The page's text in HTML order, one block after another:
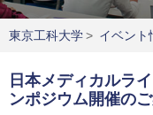
東京工科大学> イベント
日本メディカルラ
ンポジウム開催の